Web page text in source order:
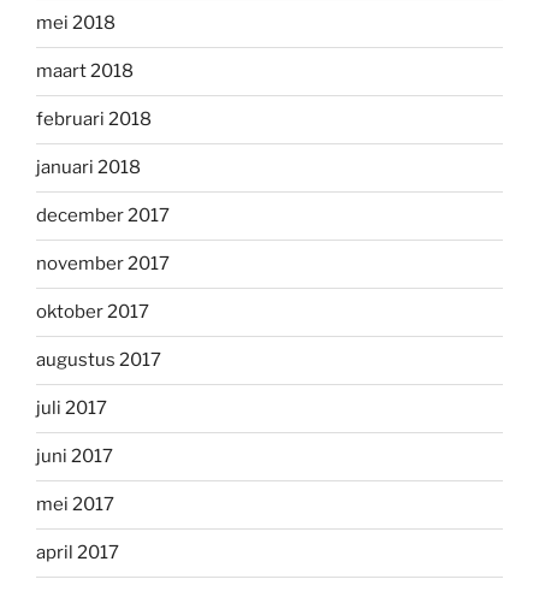
mei 2018
maart 2018
februari 2018
januari 2018
december 2017
november 2017
oktober 2017
augustus 2017
juli 2017
juni 2017
mei 2017
april 2017